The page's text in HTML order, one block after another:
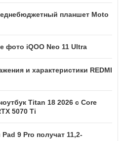
планшет Moto
фото iQOO Neo 11 Ultra
и характеристики REDMI
Titan 18 2026 с Core
5070 Ti
9 Pro получат 11,2-